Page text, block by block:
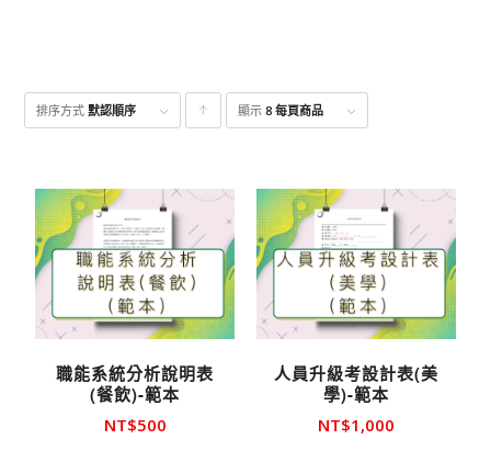
排序方式默認順序 點
品
顯示8 每頁商品
職能系統分析說明表
(餐飲)-範本
NT$500
人員升級考設計表(美
學)-範本
NT$1,000